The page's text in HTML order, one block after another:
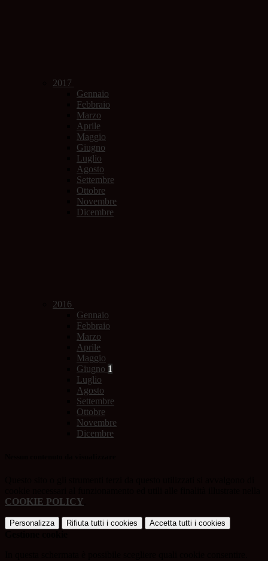
2017
Gennaio
Febbraio
Marzo
Aprile
Maggio
Giugno
Luglio
Agosto
Settembre
Ottobre
Novembre
Dicembre
2016
Gennaio
Febbraio
Marzo
Aprile
Maggio
Giugno 1
Luglio
Agosto
Settembre
Ottobre
Novembre
Dicembre
COOKIE POLICY
Personalizza Rifiuta tutti i cookies Accetta tutti i cookies